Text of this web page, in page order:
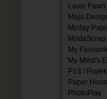
Lawn Fawn
Maja
Mintay
ModaScrap
My
My Mind's
P13 /
Paper
PhotoPlay